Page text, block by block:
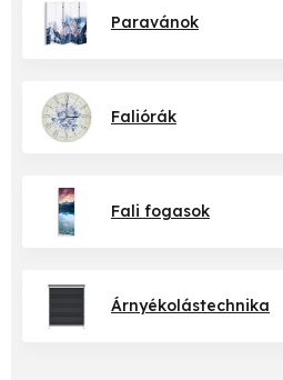
Paravánok
Faliórák
Fali fogasok
Árnyékolástechnika